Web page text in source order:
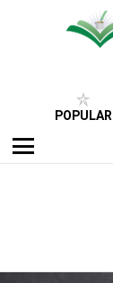
POPULAR
Menu